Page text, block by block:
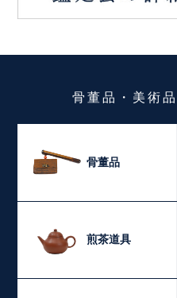
骨董品・美術品
骨董品
煎茶道具